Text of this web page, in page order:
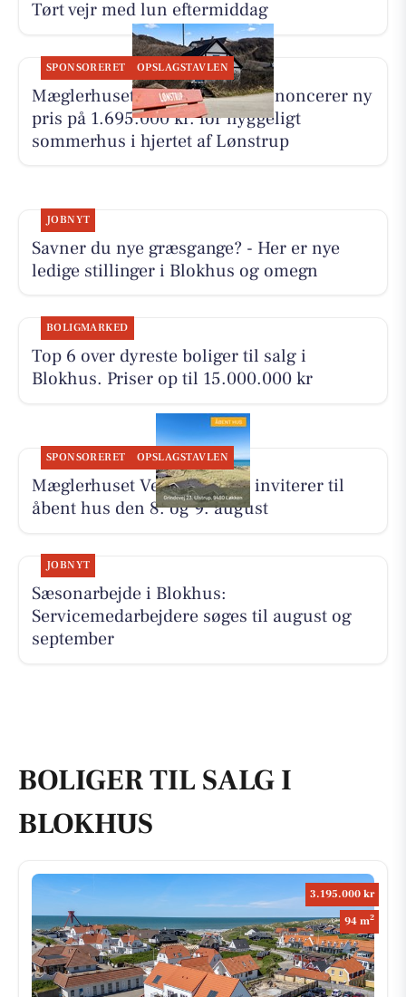
Tørt vejr med lun eftermiddag
SPONSORERET OPSLAGSTAVLEN
Mæglerhuset Vestkysten I/S annoncerer ny
pris på 1.695.000 kr. for hyggeligt
sommerhus i hjertet af Lønstrup
JOBNYT
Savner du nye græsgange? - Her er nye
ledige stillinger i Blokhus og omegn
BOLIGMARKED
Top 6 over dyreste boliger til salg i
Blokhus. Priser op til 15.000.000 kr
SPONSORERET OPSLAGSTAVLEN
Mæglerhuset Vestkysten I/S inviterer til
åbent hus den 8. og 9. august
JOBNYT
Sæsonarbejde i Blokhus:
Servicemedarbejdere søges til august og
september
BOLIGER TIL SALG I
BLOKHUS
3.195.000 kr
94 m2